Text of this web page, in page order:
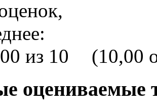
(10,00
оцениваемые